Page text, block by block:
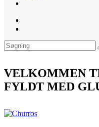
VELKOMMEN
FYLDT MED